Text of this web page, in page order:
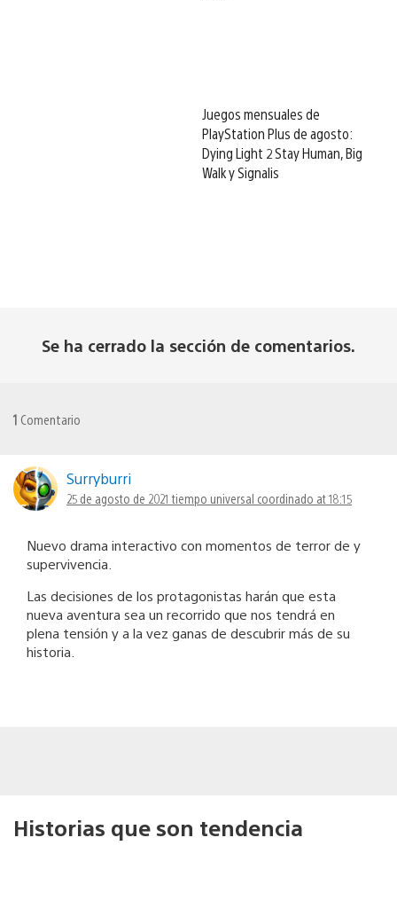
Juegos mensuales de
PlayStation Plus de agosto:
Dying Light 2 Stay Human, Big
Walk y Signalis
Se ha cerrado la sección de comentarios.
1 Comentario
Surryburri
25 de agosto de 2021 tiempo universal coordinado at 18:15
Nuevo drama interactivo con momentos de terror de y
supervivencia.
Las decisiones de los protagonistas harán que esta
nueva aventura sea un recorrido que nos tendrá en
plena tensión y a la vez ganas de descubrir más de su
historia.
Historias que son tendencia